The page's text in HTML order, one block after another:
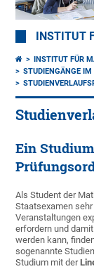
INSTITUT
INSTITUT FÜR
STUDIENGÄNGE IM
Ein
Als Student der
Staatsexamen
Veranstaltungen
erfordern und
werden kann,
sogenannte
Studium mit der